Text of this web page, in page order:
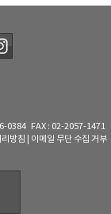
0384 FAX : 02-2057-1471
방침 이메일 무단 수집 거부